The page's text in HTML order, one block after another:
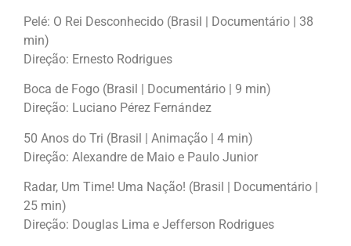
Pelé: O Rei Desconhecido (Brasil | Documentário | 38
min)
Direção: Ernesto Rodrigues
Boca de Fogo (Brasil | Documentário | 9 min)
Direção: Luciano Pérez Fernández
50 Anos do Tri (Brasil | Animação | 4 min)
Direção: Alexandre de Maio e Paulo Junior
Radar, Um Time! Uma Nação! (Brasil | Documentário |
25 min)
Direção: Douglas Lima e Jefferson Rodrigues